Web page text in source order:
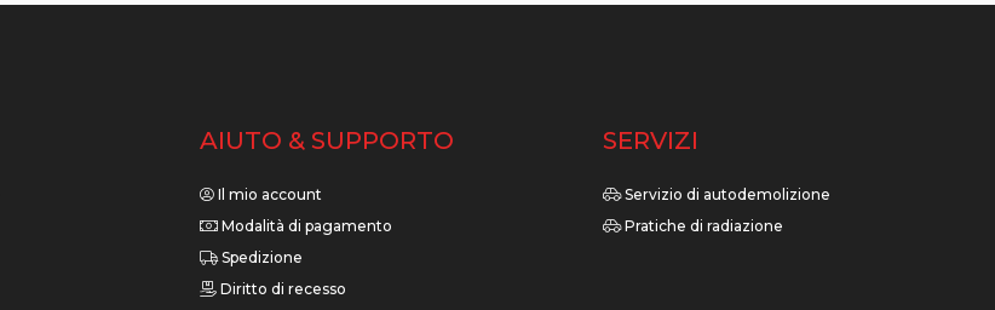
AIUTO & SUPPORTO
Il mio account
Modalità di pagamento
Spedizione
Diritto di recesso
SERVIZI
Servizio di autodemolizione
Pratiche di radiazione